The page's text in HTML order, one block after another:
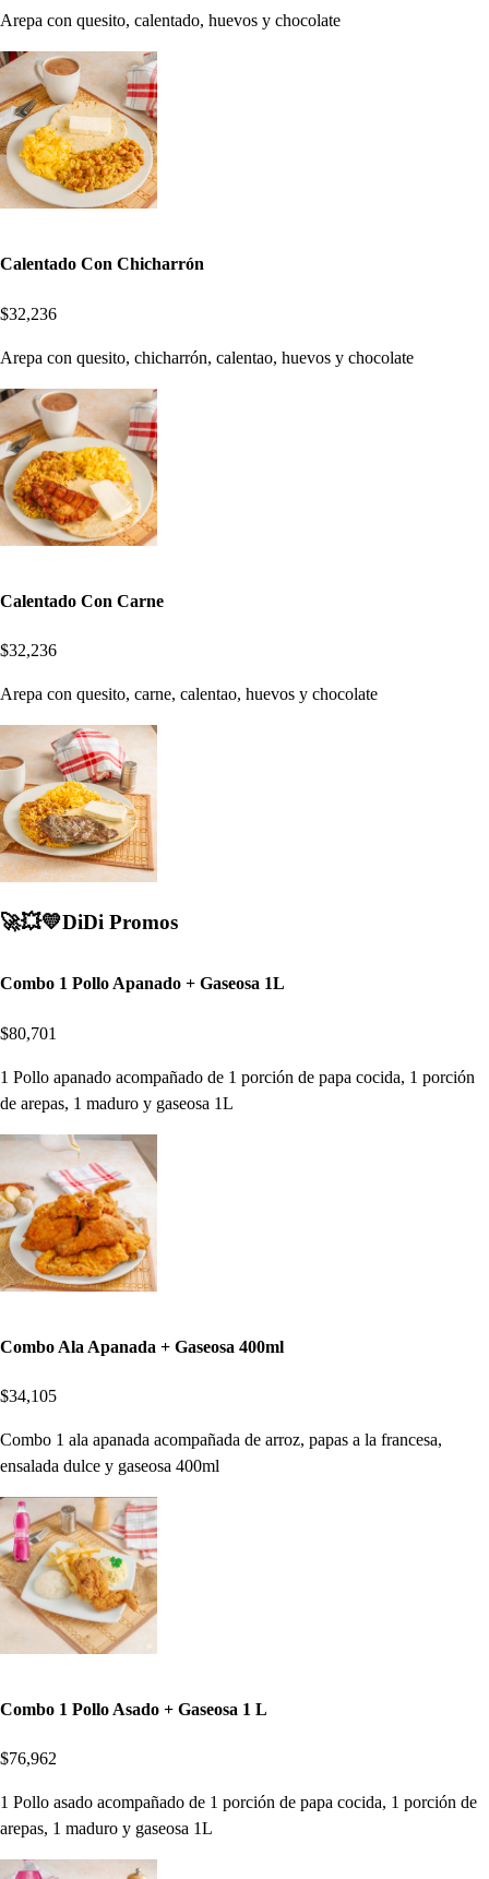
Arepa con quesito, calentado, huevos y chocolate
Calentado Con Chicharrón
$32,236
Arepa con quesito, chicharrón, calentao, huevos y chocolate
Calentado Con Carne
$32,236
Arepa con quesito, carne, calentao, huevos y chocolate
🚀💥💛DiDi Promos
Combo 1 Pollo Apanado + Gaseosa 1L
$80,701
1 Pollo apanado acompañado de 1 porción de papa cocida, 1 porción
de arepas, 1 maduro y gaseosa 1L
Combo Ala Apanada + Gaseosa 400ml
$34,105
Combo 1 ala apanada acompañada de arroz, papas a la francesa,
ensalada dulce y gaseosa 400ml
Combo 1 Pollo Asado + Gaseosa 1 L
$76,962
1 Pollo asado acompañado de 1 porción de papa cocida, 1 porción de
arepas, 1 maduro y gaseosa 1L